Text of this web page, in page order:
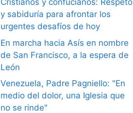
Cristianos y confucianos: Respeto
y sabiduría para afrontar los
urgentes desafíos de hoy
En marcha hacia Asís en nombre
de San Francisco, a la espera de
León
Venezuela, Padre Pagniello: "En
medio del dolor, una Iglesia que
no se rinde"